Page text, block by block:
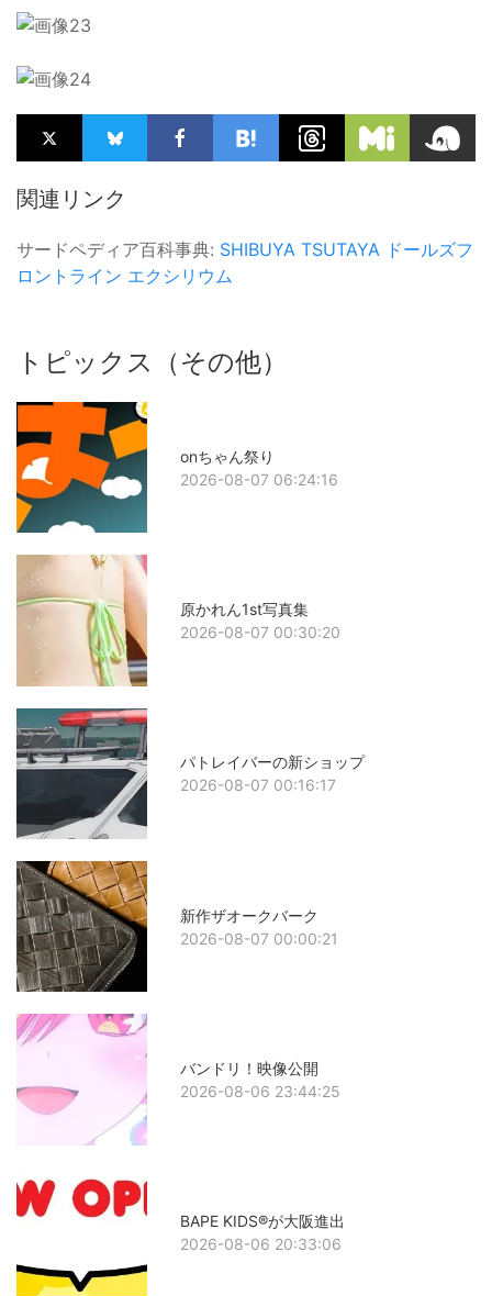
関連リンク
サードペディア百科事典: SHIBUYA TSUTAYA ドールズフ
ロントライン エクシリウム
トピックス（その他）
onちゃん祭り
2026-08-07 06:24:16
原かれん1st写真集
2026-08-07 00:30:20
パトレイバーの新ショップ
2026-08-07 00:16:17
新作ザオークバーク
2026-08-07 00:00:21
バンドリ！映像公開
2026-08-06 23:44:25
BAPE KIDS®が大阪進出
2026-08-06 20:33:06